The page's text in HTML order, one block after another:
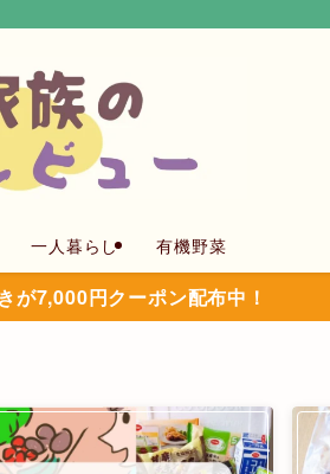
一人暮らし 有機野菜
が7,000円クーポン配布中！